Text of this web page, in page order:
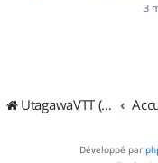
3
UtagawaVTT (Randos VTT et VTTAE avec traces GPS)
Développé par